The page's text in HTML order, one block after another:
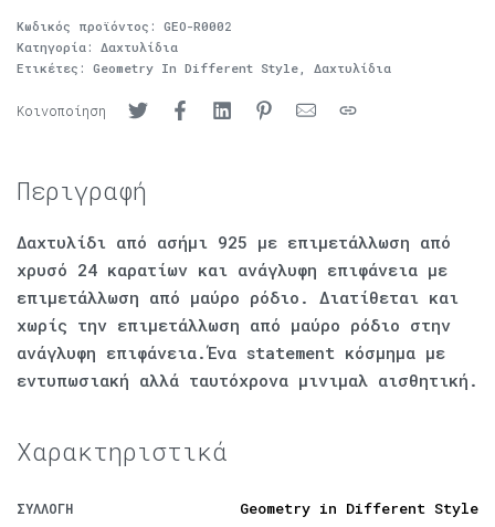
Κωδικός προϊόντος: GEO-R0002
Κατηγορία: Δαχτυλίδια
Ετικέτες: Geometry In Different Style, Δαχτυλίδια
Κοινοποίηση
Περιγραφή
Δαχτυλίδι από ασήμι 925 με επιμετάλλωση από
χρυσό 24 καρατίων και ανάγλυφη επιφάνεια με
επιμετάλλωση από μαύρο ρόδιο. Διατίθεται και
χωρίς την επιμετάλλωση από μαύρο ρόδιο στην
ανάγλυφη επιφάνεια.Ένα statement κόσμημα με
εντυπωσιακή αλλά ταυτόχρονα μινιμαλ αισθητική.
Χαρακτηριστικά
ΣΥΛΛΟΓΉ Geometry in Different Style